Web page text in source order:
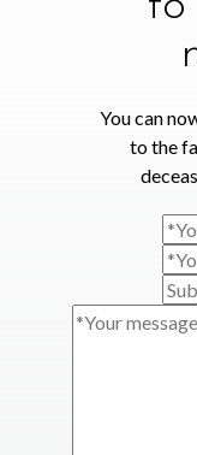
You can
to the